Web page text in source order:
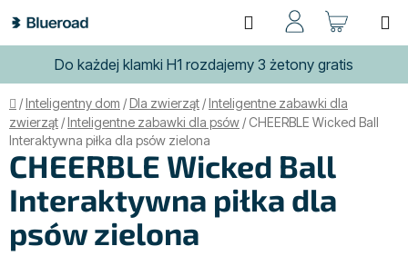
do
treści
Do każdej klamki H1 rozdajemy 3 żetony gratis
Szukaj
Home
/Inteligentny dom /Dla zwierząt /Inteligentne zabawki dla
zwierząt /Inteligentne zabawki dla psów / CHEERBLE Wicked Ball
Interaktywna piłka dla psów zielona
CHEERBLE Wicked Ball
Interaktywna piłka dla
psów zielona